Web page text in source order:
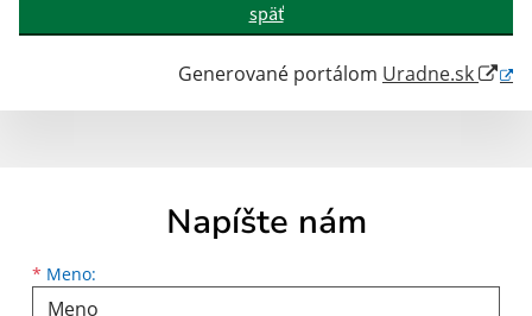
späť
Generované portálom Uradne.sk
Napíšte nám
* Meno:
Meno
Priezvisko
E-mailová adresa